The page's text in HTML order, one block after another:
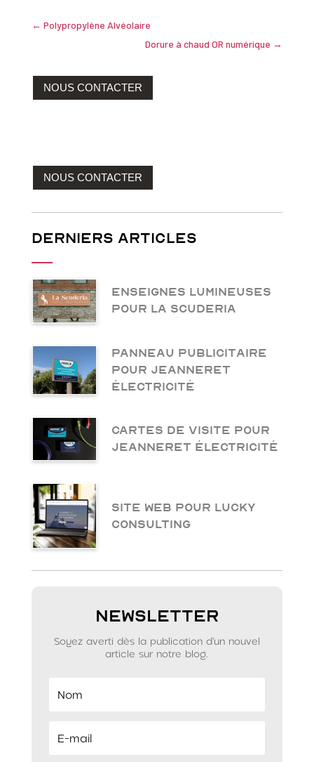
← Polypropylène Alvéolaire
Dorure à chaud OR numérique →
NOUS CONTACTER
NOUS CONTACTER
Derniers articles
Enseignes lumineuses
pour La Scuderia
Panneau publicitaire
pour Jeanneret
Électricité
Cartes de visite pour
Jeanneret Électricité
Site web pour Lucky
Consulting
Newsletter
Soyez averti dès la publication d'un nouvel
article sur notre blog.